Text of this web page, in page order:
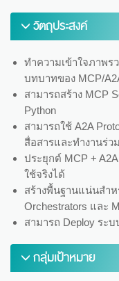
วัตถุประสงค์
ทำความเข้าใจภาพร
บทบาทของ MCP/
สามารถสร้าง MCP
Python
สามารถใช้ A2A
สื่อสารและทำงานร่ว
ประยุกต์ MCP +
ใช้จริงได้
สร้างพื้นฐานแน่นสำห
Orchestrators และ
สามารถ Deploy ระบ
กลุ่มเป้าหมาย